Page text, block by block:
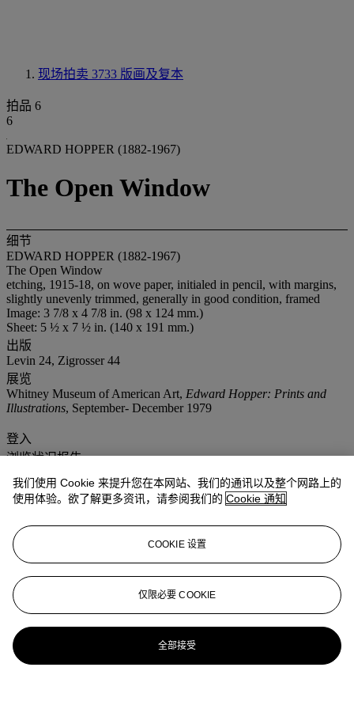
现场拍卖 3733 版画及复本
拍品 6
6
EDWARD HOPPER (1882-1967)
The Open Window
细节
EDWARD HOPPER (1882-1967)
The Open Window
etching, 1915-18, on wove paper, initialed in pencil, with margins,
slightly unevenly trimmed, generally in good condition, framed
Image: 3 7/8 x 4 7/8 in. (98 x 124 mm.)
Sheet: 5 ½ x 7 ½ in. (140 x 191 mm.)
出版
Levin 24, Zigrosser 44
展览
Whitney Museum of American Art, Edward Hopper: Prints and
Illustrations, September- December 1979
登入
浏览状况报告
更多来自版画及复本
查看全部
查看全部
我们使用 Cookie 来提升您在本网站、我们的通讯以及整个网路上的
使用体验。欲了解更多资讯，请参阅我们的 Cookie 通知
COOKIE 设置
仅限必要 COOKIE
全部接受